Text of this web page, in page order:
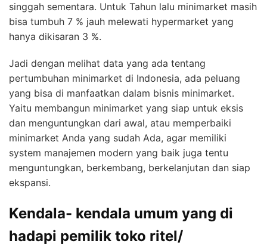
singgah sementara. Untuk Tahun lalu minimarket masih
bisa tumbuh 7 % jauh melewati hypermarket yang
hanya dikisaran 3 %.
Jadi dengan melihat data yang ada tentang
pertumbuhan minimarket di Indonesia, ada peluang
yang bisa di manfaatkan dalam bisnis minimarket.
Yaitu membangun minimarket yang siap untuk eksis
dan menguntungkan dari awal, atau memperbaiki
minimarket Anda yang sudah Ada, agar memiliki
system manajemen modern yang baik juga tentu
menguntungkan, berkembang, berkelanjutan dan siap
ekspansi.
Kendala- kendala umum yang di
hadapi pemilik toko ritel/